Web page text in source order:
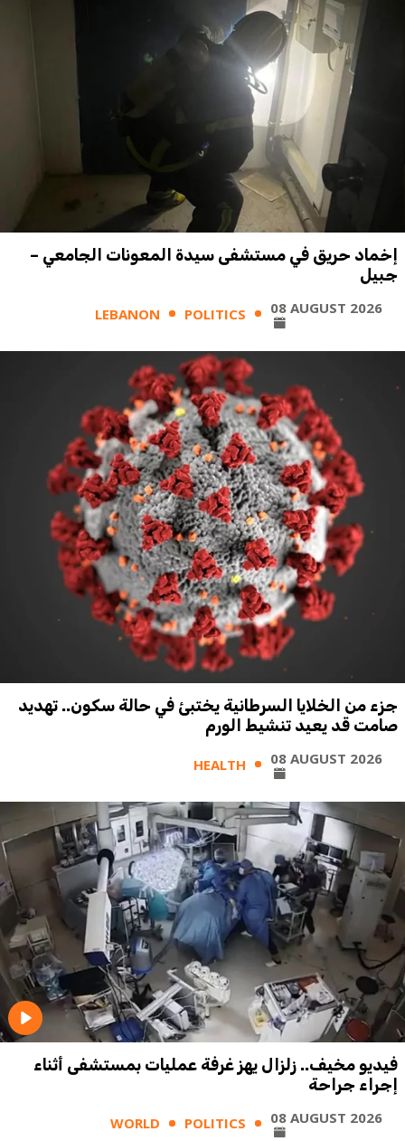
إخماد حريق في مستشفى سيدة المعونات الجامعي –
جبيل
LEBANON POLITICS 08 AUGUST 2026
جزء من الخلايا السرطانية يختبئ في حالة سكون.. تهديد
صامت قد يعيد تنشيط الورم
HEALTH 08 AUGUST 2026
فيديو مخيف.. زلزال يهز غرفة عمليات بمستشفى أثناء
إجراء جراحة
WORLD POLITICS 08 AUGUST 2026